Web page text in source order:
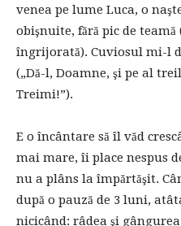
venea pe lume Luca, o
obişnuite, fără pic de
îngrijorată). Cuviosul mi-l
(„Dă-l, Doamne, şi pe al
Treimi!”).
E o încântare să îl văd
mai mare, îi place nespus
nu a plâns la împărtăşit.
după o pauză de 3 luni,
nicicând: râdea şi